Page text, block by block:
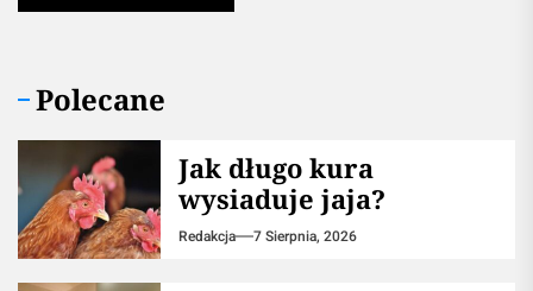
Polecane
Jak długo kura
wysiaduje jaja?
Redakcja 7 Sierpnia, 2026